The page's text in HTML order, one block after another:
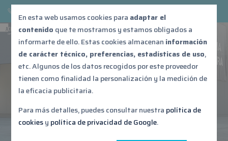
En esta web usamos cookies para adaptar el
contenido que te mostramos y estamos obligados a
informarte de ello. Estas cookies almacenan información
de carácter técnico, preferencias, estadísticas de uso,
etc. Algunos de los datos recogidos por este proveedor
tienen como finalidad la personalización y la medición de
la eficacia publicitaria.
Para más detalles, puedes consultar nuestra política de
cookiesy política de privacidad de Google.
TALLER Y TIENDA PARA
EL AUTOMÓVIL C.C.
PUERTO VENECIA –
ZARAGOZA